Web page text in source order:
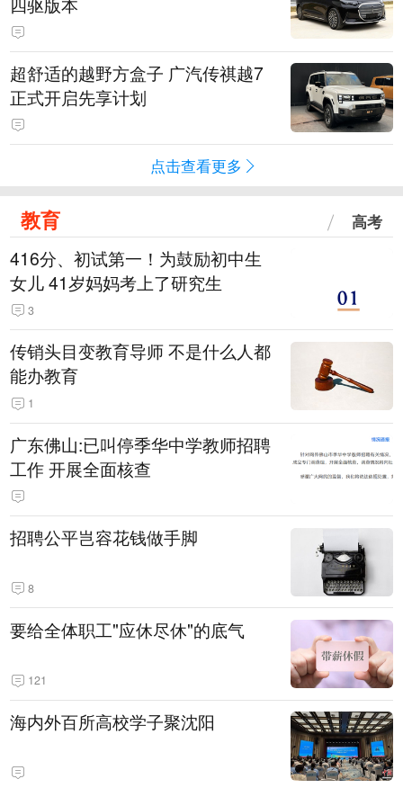
超舒适的越野方盒子 广汽传祺越7
正式开启先享计划
点击查看更多
教育 高考
416分、初试第一！为鼓励初中生
女儿 41岁妈妈考上了研究生
3
传销头目变教育导师 不是什么人都
能办教育
1
广东佛山:已叫停季华中学教师招聘
工作 开展全面核查
招聘公平岂容花钱做手脚
8
要给全体职工"应休尽休"的底气
121
海内外百所高校学子聚沈阳